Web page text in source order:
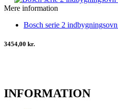
Mere information
Bosch serie 2
3454,00 kr.
INFORMATION